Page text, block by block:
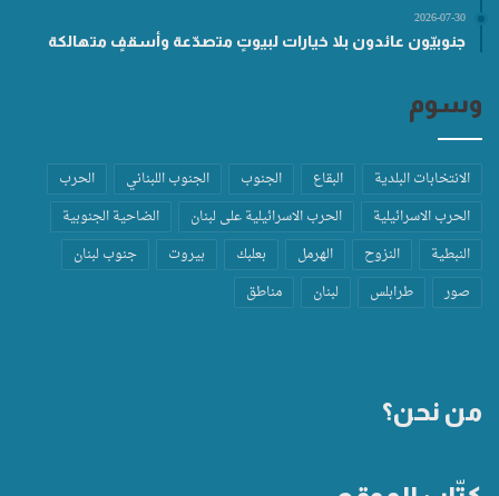
2026-07-30
جنوبيّون عائدون بلا خيارات لبيوتٍ متصدّعة وأسقفٍ متهالكة
وسوم
الانتخابات البلدية البقاع الجنوب الجنوب اللبناني
الحرب
الحرب الاسرائيلية
الحرب الاسرائيلية على لبنان
الضاحية الجنوبية
النبطية
النزوح الهرمل بعلبك بيروت
جنوب لبنان
صور
طرابلس لبنان مناطق
من نحن؟